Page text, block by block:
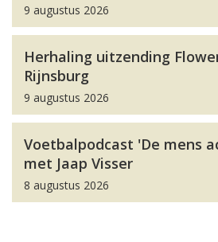
9 augustus 2026
Herhaling uitzending
Rijnsburg
9 augustus 2026
Voetbalpodcast 'De mens
met Jaap Visser
8 augustus 2026